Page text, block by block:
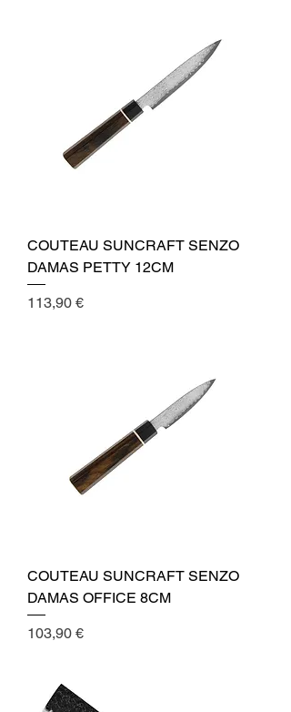
COUTEAU SUNCRAFT SENZO
DAMAS PETTY 12CM
Cena
113,90 €
COUTEAU SUNCRAFT SENZO
DAMAS OFFICE 8CM
Cena
103,90 €